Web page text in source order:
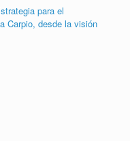
para el
Carpio, desde la visión